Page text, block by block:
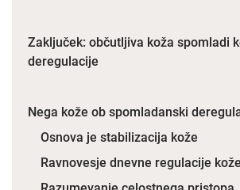
Zaključek: občutljiva koža spomladi
deregulacije
Nega kože ob spomladanski
Osnova je stabilizacija kože
Ravnovesje dnevne regulacije kože